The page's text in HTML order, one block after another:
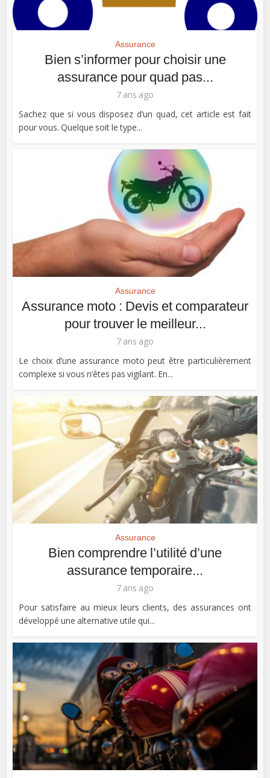
Assurance
Bien s’informer pour choisir une
assurance pour quad pas...
7 ans ago
Sachez que si vous disposez d’un quad, cet article est fait
pour vous. Quelque soit le type...
Assurance
Assurance moto : Devis et comparateur
pour trouver le meilleur...
7 ans ago
Le choix d’une assurance moto peut être particulièrement
complexe si vous n’êtes pas vigilant. En...
Assurance
Bien comprendre l’utilité d’une
assurance temporaire...
7 ans ago
Pour satisfaire au mieux leurs clients, des assurances ont
développé une alternative utile qui...